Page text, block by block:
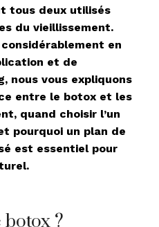
tous deux utilisés
du vieillissement.
en
et de
nous vous expliquons
entre le botox et les
quand choisir l’un
pourquoi un plan de
est essentiel pour
botox ?